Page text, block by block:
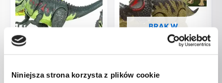
Niniejsza strona korzysta z plików cookie
Dinozaur Na Baterie
BRAK W
MAGAZYNIE
Dinozaur Triceratops Zielony